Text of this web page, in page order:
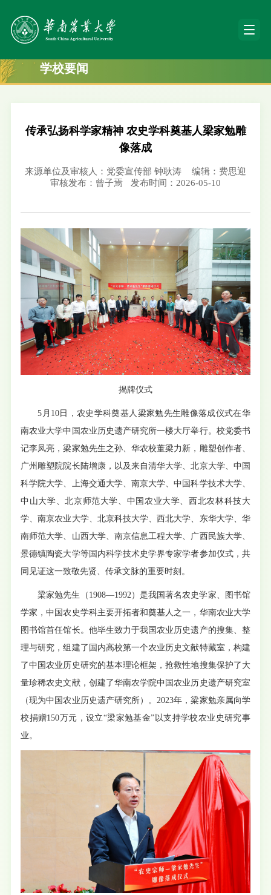
学校要闻
传承弘扬科学家精神 农史学科奠基人梁家勉雕
像落成
来源单位及审核人：党委宣传部 钟耿涛
编辑：费思迎
审核发布：曾子焉
发布时间：2026-05-10
揭牌仪式
5月10日，农史学科奠基人梁家勉先生雕像落成仪式在华
南农业大学中国农业历史遗产研究所一楼大厅举行。校党委书
记李凤亮，梁家勉先生之孙、华农校董梁力新，雕塑创作者、
广州雕塑院院长陆增康，以及来自清华大学、北京大学、中国
科学院大学、上海交通大学、南京大学、中国科学技术大学、
中山大学、北京师范大学、中国农业大学、西北农林科技大
学、南京农业大学、北京科技大学、西北大学、东华大学、华
南师范大学、山西大学、南京信息工程大学、广西民族大学、
景德镇陶瓷大学等国内科学技术史学界专家学者参加仪式，共
同见证这一致敬先贤、传承文脉的重要时刻。
梁家勉先生（1908—1992）是我国著名农史学家、图书馆
学家，中国农史学科主要开拓者和奠基人之一，华南农业大学
图书馆首任馆长。他毕生致力于我国农业历史遗产的搜集、整
理与研究，组建了国内高校第一个农业历史文献特藏室，构建
了中国农业历史研究的基本理论框架，抢救性地搜集保护了大
量珍稀农史文献，创建了华南农学院中国农业历史遗产研究室
（现为中国农业历史遗产研究所）。2023年，梁家勉亲属向学
校捐赠150万元，设立“梁家勉基金”以支持学校农业史研究事
业。